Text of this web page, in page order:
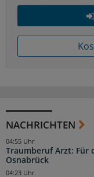
NACHRICHTEN
Traumberuf Arzt: Für
Osnabrück
04:55 Uhr
04:23 Uhr